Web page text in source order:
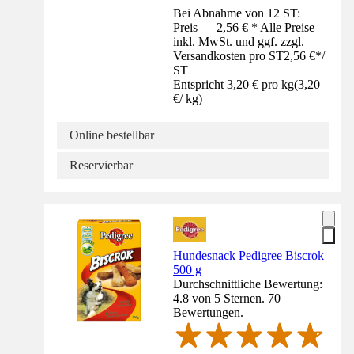
Bei Abnahme von 12 ST:
Preis — 2,56 € * Alle Preise
inkl. MwSt. und ggf. zzgl.
Versandkosten pro ST2,56 €*/
ST
Entspricht 3,20 € pro kg(3,20
€/ kg)
Online bestellbar
Reservierbar
Hundesnack Pedigree Biscrok
500 g
Durchschnittliche Bewertung:
4.8 von 5 Sternen. 70
Bewertungen.